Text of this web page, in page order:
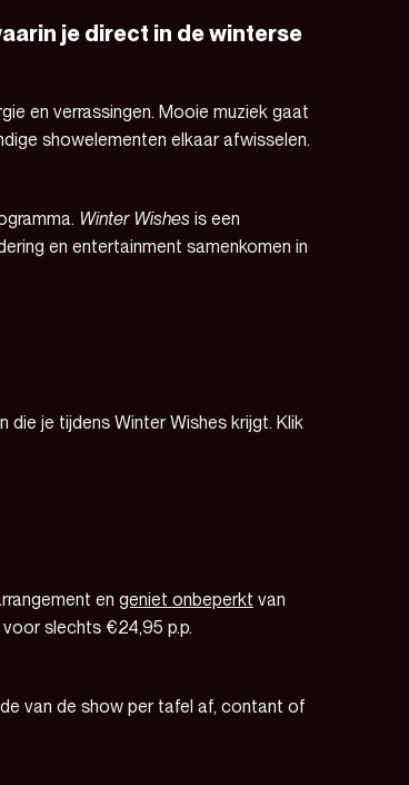
je direct in de winterse
en verrassingen. Mooie muziek gaat
showelementen elkaar afwisselen.
Winter Wishes is een
en entertainment samenkomen in
die je tijdens Winter Wishes krijgt. Klik
en geniet onbeperkt van
voor slechts €24,95 p.p.
van de show per tafel af, contant of